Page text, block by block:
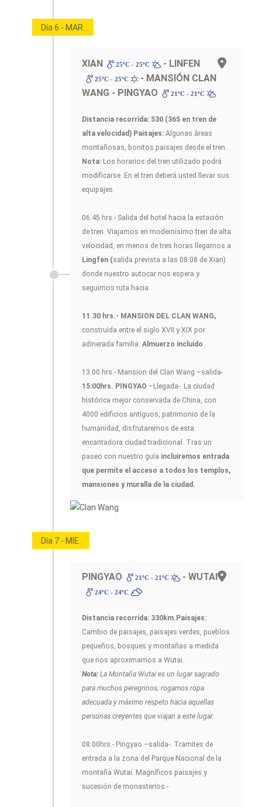
Día 6 - MAR.
XIAN 25ºC - 25ºC - LINFEN
25ºC - 25ºC
- MANSIÓN CLAN
WANG - PINGYAO
21ºC - 21ºC
Distancia recorrida: 530 (365 en tren de
alta velocidad) Paisajes: Algunas áreas
montañosas, bonitos paisajes desde el tren..
Nota: Los horarios del tren utilizado podrá
modificarse. En el tren deberá usted llevar sus
equipajes.
06.45 hrs.- Salida del hotel hacia la estación
de tren. Viajamos en modernísimo tren de alta
velocidad, en menos de tres horas llegamos a
Lingfen (salida prevista a las 08.08 de Xian)
donde nuestro autocar nos espera y
seguimos ruta hacia
11.30 hrs.- MANSION DEL CLAN WANG,
construida entre el siglo XVII y XIX por
adinerada familia. Almuerzo incluido
13.00 hrs.- Mansion del Clan Wang –salida-
15:00hrs. PINGYAO –Llegada-. La ciudad
histórica mejor conservada de China, con
4000 edificios antiguos, patrimonio de la
humanidad, disfrutaremos de esta
encantadora ciudad tradicional. Tras un
paseo con nuestro guía incluiremos entrada
que permite el acceso a todos los templos,
mansiones y muralla de la ciudad.
Día 7 - MIE.
PINGYAO 21ºC - 21ºC - WUTAI
24ºC - 24ºC
Distancia recorrida: 330km.Paisajes:
Cambio de paisajes, paisajes verdes, pueblos
pequeños, bosques y montañas a medida
que nos aproximamos a Wutai.
Nota: La Montaña Wutai es un lugar sagrado
para muchos peregrinos; rogamos ropa
adecuada y máximo respeto hacia aquellas
personas creyentes que viajan a este lugar.
08:00hrs.- Pingyao –salida-. Tramites de
entrada a la zona del Parque Nacional de la
montaña Wutai. Magníficos paisajes y
sucesión de monasterios.-